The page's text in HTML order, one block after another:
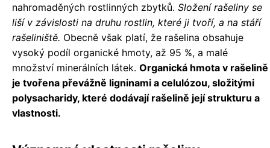
nahromaděných rostlinných zbytků. Složení rašeliny se
liší v závislosti na druhu rostlin, které ji tvoří, a na stáří
rašeliniště. Obecně však platí, že rašelina obsahuje
vysoký podíl organické hmoty, až 95 %, a malé
množství minerálních látek. Organická hmota v rašelině
je tvořena převážně ligninami a celulózou, složitými
polysacharidy, které dodávají rašelině její strukturu a
vlastnosti.